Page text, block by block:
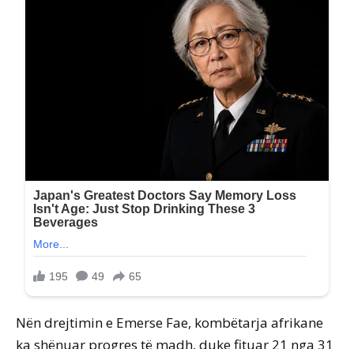
Nën drejtimin e Emerse Fae, kombëtarja afrikane
ka shënuar progres të madh, duke fituar 21 nga 31